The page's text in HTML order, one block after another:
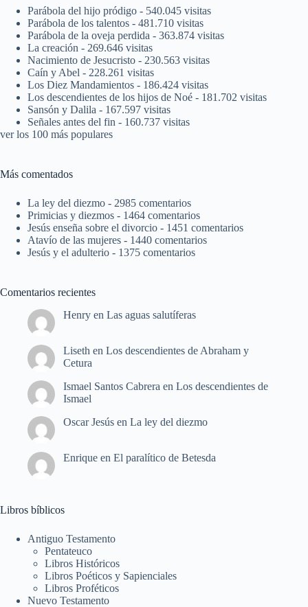
Parábola del hijo pródigo - 540.045 visitas
Parábola de los talentos - 481.710 visitas
Parábola de la oveja perdida - 363.874 visitas
La creación - 269.646 visitas
Nacimiento de Jesucristo - 230.563 visitas
Caín y Abel - 228.261 visitas
Los Diez Mandamientos - 186.424 visitas
Los descendientes de los hijos de Noé - 181.702 visitas
Sansón y Dalila - 167.597 visitas
Señales antes del fin - 160.737 visitas
ver los 100 más populares
Más comentados
La ley del diezmo - 2985 comentarios
Primicias y diezmos - 1464 comentarios
Jesús enseña sobre el divorcio - 1451 comentarios
Atavío de las mujeres - 1440 comentarios
Jesús y el adulterio - 1375 comentarios
Comentarios recientes
Henry en Las aguas salutíferas
Liseth en Los descendientes de Abraham y
Cetura
Ismael Santos Cabrera en Los descendientes de
Ismael
Oscar Jesús en La ley del diezmo
Enrique en El paralítico de Betesda
Libros bíblicos
Antiguo Testamento
Pentateuco
Libros Históricos
Libros Poéticos y Sapienciales
Libros Proféticos
Nuevo Testamento